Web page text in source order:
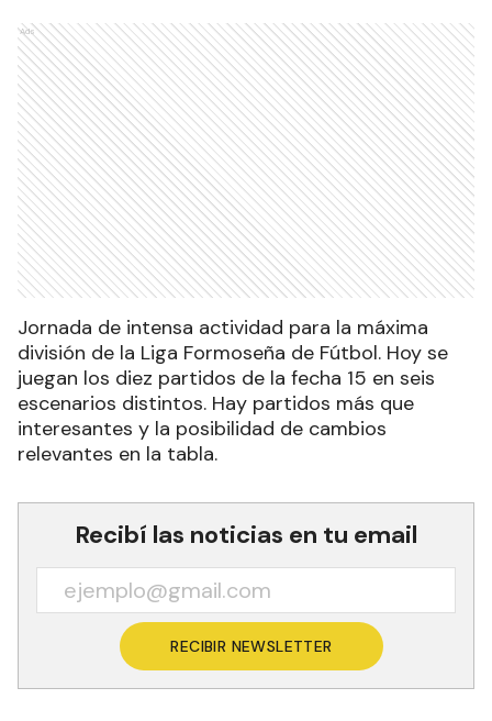
Ads
Jornada de intensa actividad para la máxima
división de la Liga Formoseña de Fútbol. Hoy se
juegan los diez partidos de la fecha 15 en seis
escenarios distintos. Hay partidos más que
interesantes y la posibilidad de cambios
relevantes en la tabla.
Recibí las noticias en tu email
RECIBIR NEWSLETTER